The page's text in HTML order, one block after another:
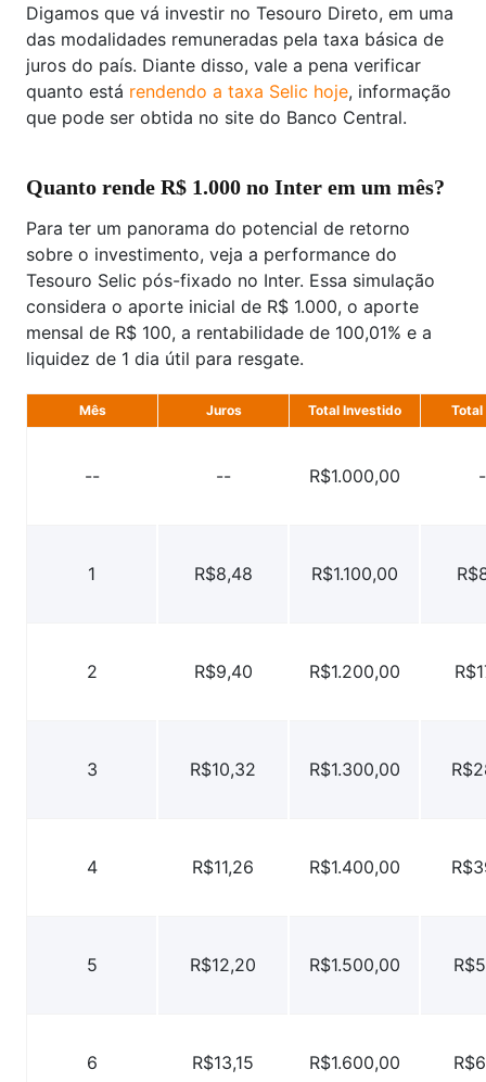
Digamos que vá investir no Tesouro Direto, em uma
das modalidades remuneradas pela taxa básica de
juros do país. Diante disso, vale a pena verificar
quanto está rendendo a taxa Selic hoje, informação
que pode ser obtida no site do Banco Central.
Quanto rende R$ 1.000 no Inter em um mês?
Para ter um panorama do potencial de retorno
sobre o investimento, veja a performance do
Tesouro Selic pós-fixado no Inter. Essa simulação
considera o aporte inicial de R$ 1.000, o aporte
mensal de R$ 100, a rentabilidade de 100,01% e a
liquidez de 1 dia útil para resgate.
Mês Juros Total Investido Total
-- -- R$1.000,00
1 R$8,48 R$1.100,00
2 R$9,40 R$1.200,00
3 R$10,32 R$1.300,00
4 R$11,26 R$1.400,00
5 R$12,20 R$1.500,00
6 R$13,15 R$1.600,00